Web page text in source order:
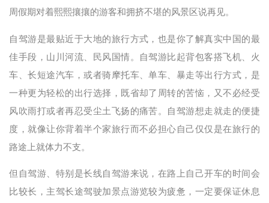
周假期对着熙熙攘攘的游客和拥挤不堪的风景区说再见。
自驾游是最贴近于大地的旅行方式，也是你了解真实中国的最
佳手段，山川河流、民风国情。自驾游比起背包客搭飞机、火
车、长短途汽车，或者骑摩托车、单车、暴走等出行方式，是
一种更为轻松的出行选择，既省却了周转的苦恼，又不必经受
风吹雨打或者再忍受尘土飞扬的痛苦。自驾游想走就走的便捷
度，就像让你背着半个家旅行而不必担心自己仅仅是在旅行的
路途上就体力不支。
但自驾游、特别是长线自驾游来说，在路上自己开车的时间会
比较长，主驾长途驾驶加景点游览较为疲惫，一定要保证休息